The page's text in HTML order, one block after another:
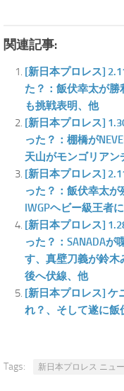
関連記事:
[新日本プロレス]
た？：飯伏幸太が勝
も挑戦表明、他
[新日本プロレス]
った？：棚橋が
天山がモンゴリア
[新日本プロレス]
った？：飯伏幸太
IWGPヘビー級王者
[新日本プロレス]
った？：SANADAが
す、真壁刀義が鈴木
後へ伏線、他
[新日本プロレス] ケ
れ？、そして遂に飯
Tags: 新日本プロレス ニュ